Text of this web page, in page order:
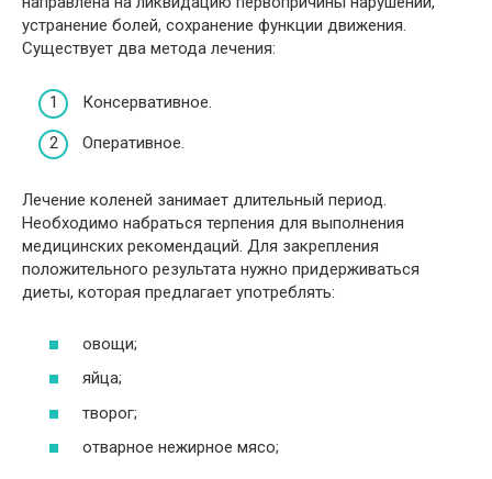
устранение болей, сохранение функции движения.
Существует два метода лечения:
Консервативное.
Оперативное.
Лечение коленей занимает длительный период.
Необходимо набраться терпения для выполнения
медицинских рекомендаций. Для закрепления
положительного результата нужно придерживаться
диеты, которая предлагает употреблять:
овощи;
яйца;
творог;
отварное нежирное мясо;